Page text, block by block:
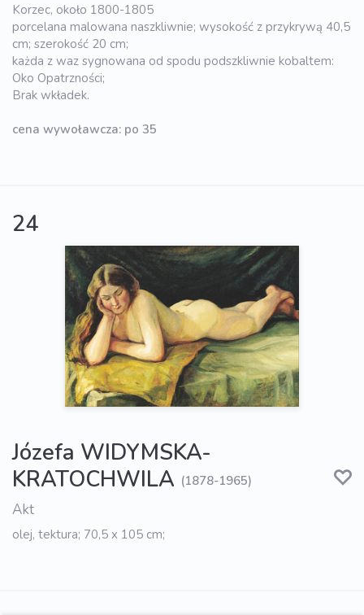
Korzec, około 1800-1805
porcelana malowana naszkliwnie; wysokość z przykrywą 40,5
cm; szerokość 20 cm;
każda z waz sygnowana od spodu podszkliwnie kobaltem:
Oko Opatrzności;
Brak wkładek.
cena wywoławcza: po 35
24
Józefa WIDYMSKA-
KRATOCHWILA (1878-1965)
Akt
olej, tektura; 70,5 x 105 cm;